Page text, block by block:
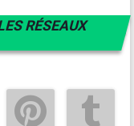
RÉSEAUX